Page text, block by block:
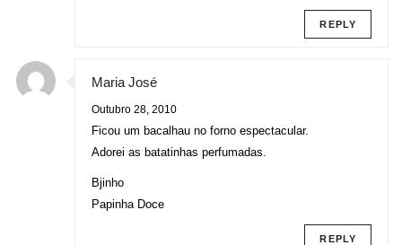
REPLY
Maria José
Outubro 28, 2010
Ficou um bacalhau no forno espectacular.
Adorei as batatinhas perfumadas.
Bjinho
Papinha Doce
REPLY